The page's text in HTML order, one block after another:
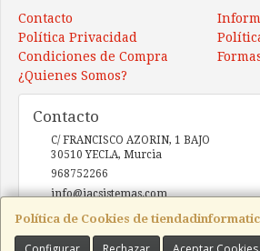
Política de Cookies de
Contacto
Política Privacidad
Condiciones de Compra
¿Quienes Somos?
Contacto
C/ FRANCISCO AZORIN, 1 BAJO
30510 YECLA, Murcia
968752266
info@iacsistemas.com